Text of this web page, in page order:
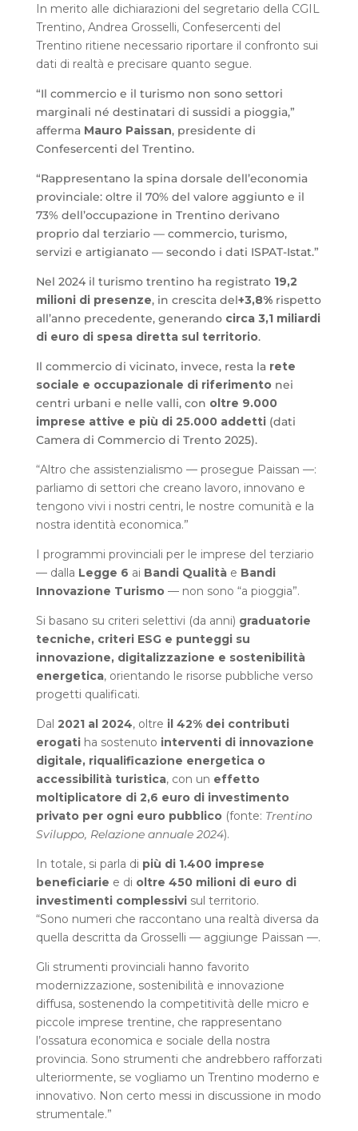
In merito alle dichiarazioni del segretario della CGIL
Trentino, Andrea Grosselli, Confesercenti del
Trentino ritiene necessario riportare il confronto sui
dati di realtà e precisare quanto segue.
“Il commercio e il turismo non sono settori
marginali né destinatari di sussidi a pioggia,”
afferma Mauro Paissan, presidente di
Confesercenti del Trentino.
“Rappresentano la spina dorsale dell’economia
provinciale: oltre il 70% del valore aggiunto e il
73% dell’occupazione in Trentino derivano
proprio dal terziario — commercio, turismo,
servizi e artigianato — secondo i dati ISPAT-Istat.”
Nel 2024 il turismo trentino ha registrato 19,2
milioni di presenze, in crescita del+3,8%rispetto
all’anno precedente, generando circa 3,1 miliardi
di euro di spesa diretta sul territorio.
Il commercio di vicinato, invece, resta la rete
sociale e occupazionale di riferimentonei
centri urbani e nelle valli, con oltre 9.000
imprese attive e più di 25.000 addetti(dati
Camera di Commercio di Trento 2025).
“Altro che assistenzialismo — prosegue Paissan —:
parliamo di settori che creano lavoro, innovano e
tengono vivi i nostri centri, le nostre comunità e la
nostra identità economica.”
I programmi provinciali per le imprese del terziario
— dalla Legge 6 ai Bandi Qualitàe Bandi
Innovazione Turismo— non sono “a pioggia”.
Si basano su criteri selettivi (da anni) graduatorie
tecniche, criteri ESG e punteggi su
innovazione, digitalizzazione e sostenibilità
energetica, orientando le risorse pubbliche verso
progetti qualificati.
Dal 2021 al 2024, oltre il 42% dei contributi
erogatiha sostenuto interventi di innovazione
digitale, riqualificazione energetica o
accessibilità turistica, con un effetto
moltiplicatore di 2,6 euro di investimento
privato per ogni euro pubblico(fonte: Trentino
Sviluppo, Relazione annuale 2024).
In totale, si parla di più di 1.400 imprese
beneficiarie e di oltre 450 milioni di euro di
investimenti complessivisul territorio.
“Sono numeri che raccontano una realtà diversa da
quella descritta da Grosselli — aggiunge Paissan —.
Gli strumenti provinciali hanno favorito
modernizzazione, sostenibilità e innovazione
diffusa, sostenendo la competitività delle micro e
piccole imprese trentine, che rappresentano
l’ossatura economica e sociale della nostra
provincia. Sono strumenti che andrebbero rafforzati
ulteriormente, se vogliamo un Trentino moderno e
innovativo. Non certo messi in discussione in modo
strumentale.”